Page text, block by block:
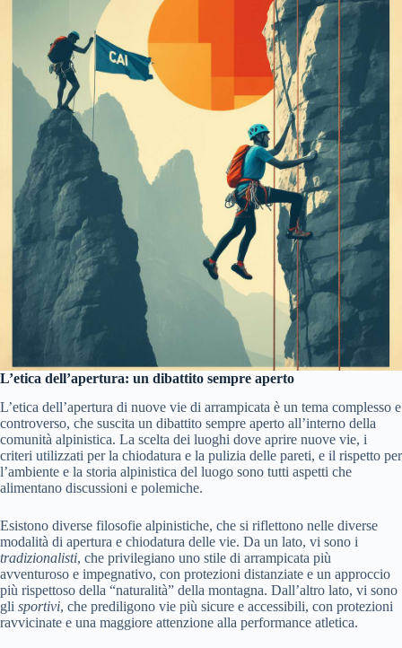
L’etica dell’apertura: un dibattito sempre aperto
L’etica dell’apertura di nuove vie di arrampicata è un tema complesso e
controverso, che suscita un dibattito sempre aperto all’interno della
comunità alpinistica. La scelta dei luoghi dove aprire nuove vie, i
criteri utilizzati per la chiodatura e la pulizia delle pareti, e il rispetto per
l’ambiente e la storia alpinistica del luogo sono tutti aspetti che
alimentano discussioni e polemiche.
Esistono diverse filosofie alpinistiche, che si riflettono nelle diverse
modalità di apertura e chiodatura delle vie. Da un lato, vi sono i
tradizionalisti, che privilegiano uno stile di arrampicata più
avventuroso e impegnativo, con protezioni distanziate e un approccio
più rispettoso della “naturalità” della montagna. Dall’altro lato, vi sono
gli sportivi, che prediligono vie più sicure e accessibili, con protezioni
ravvicinate e una maggiore attenzione alla performance atletica.